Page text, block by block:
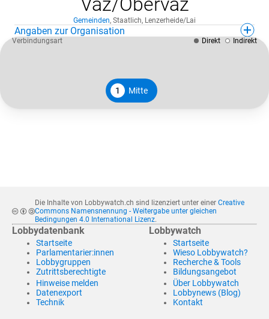
Gemeinden, Staatlich, Lenzerheide/Lai
Angaben zur Organisation
1 Mitte
Verbindungsart Direkt Indirekt
Die Inhalte von Lobbywatch.ch sind lizenziert unter einer Creative
Commons Namensnennung - Weitergabe unter gleichen
Bedingungen 4.0 International Lizenz.
Lobbydatenbank
Startseite
Parlamentarier:innen
Lobbygruppen
Zutrittsberechtigte
Hinweise melden
Datenexport
Technik
Lobbywatch
Startseite
Wieso Lobbywatch?
Recherche & Tools
Bildungsangebot
Über Lobbywatch
Lobbynews (Blog)
Kontakt